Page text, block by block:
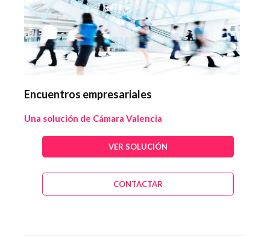
Encuentros empresariales
Una solución de Cámara Valencia
VER SOLUCIÓN
CONTACTAR